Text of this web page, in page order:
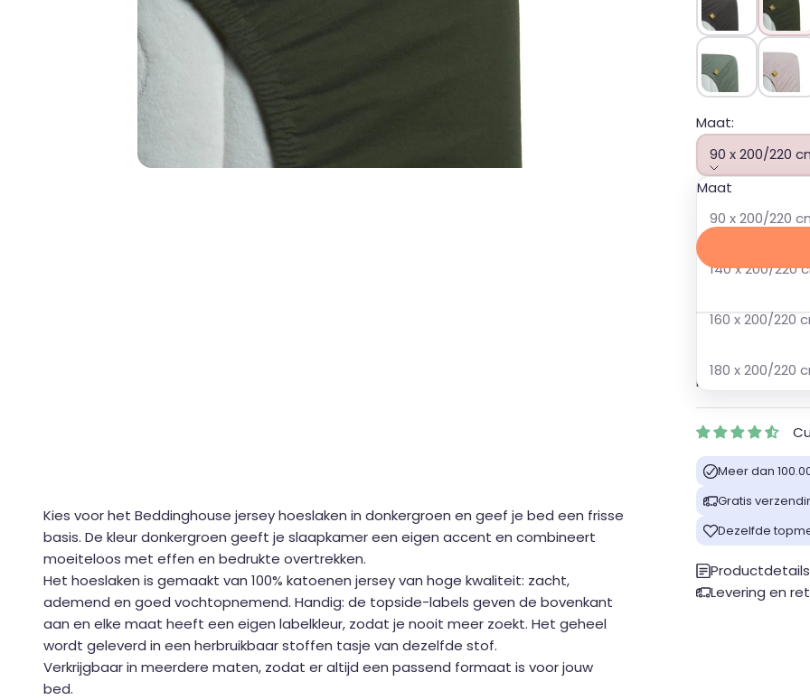
Groen
Maat:
90 x 200/220
Maat
90 x 200/220
140 x 200/220
160 x 200/220
180 x 200/220
Op voorraad
besteld en
Meer dan
Gratis
Dezelfde
Productdetails
Levering en
Kies voor het Beddinghouse jersey hoeslaken in donkergroen en geef je bed een frisse
basis. De kleur donkergroen geeft je slaapkamer een eigen accent en combineert
moeiteloos met effen en bedrukte overtrekken.
Het hoeslaken is gemaakt van 100% katoenen jersey van hoge kwaliteit: zacht,
ademend en goed vochtopnemend. Handig: de topside-labels geven de bovenkant
aan en elke maat heeft een eigen labelkleur, zodat je nooit meer zoekt. Het geheel
wordt geleverd in een herbruikbaar stoffen tasje van dezelfde stof.
Verkrijgbaar in meerdere maten, zodat er altijd een passend formaat is voor jouw
bed.